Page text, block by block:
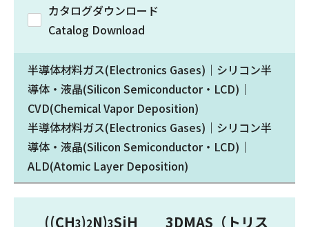
カタログダウンロード
Catalog Download
半導体材料ガス(Electronics Gases)｜シリコン半
導体・液晶(Silicon Semiconductor・LCD)｜
CVD(Chemical Vapor Deposition)
半導体材料ガス(Electronics Gases)｜シリコン半
導体・液晶(Silicon Semiconductor・LCD)｜
ALD(Atomic Layer Deposition)
((CH3)2N)3SiH 3DMAS（トリス